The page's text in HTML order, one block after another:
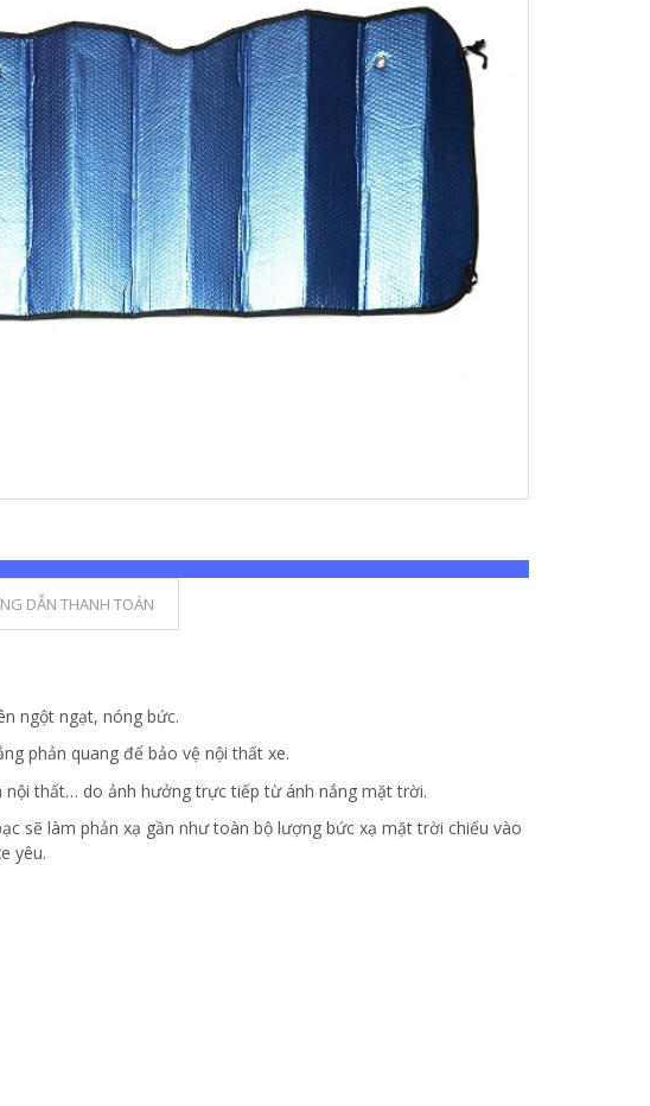
DẪN THANH TOÁN
ngột ngạt, nóng bức.
phản quang để bảo vệ nội thất xe.
thất… do ảnh hưởng trực tiếp từ ánh nắng mặt trời.
sẽ làm phản xạ gần như toàn bộ lượng bức xạ mặt trời chiếu vào
yêu.